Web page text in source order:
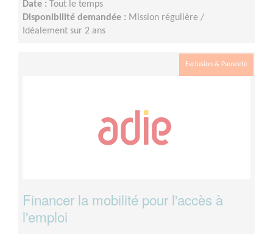
Date :
Tout le temps
Disponibilité demandée : Mission régulière /
Idéalement sur 2 ans
Exclusion & Pauvreté
Financer la mobilité pour l'accès à
l'emploi